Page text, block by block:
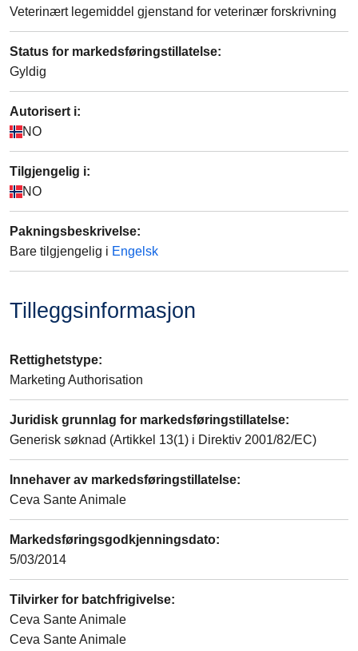
Veterinært legemiddel gjenstand for veterinær forskrivning
Status for markedsføringstillatelse:
Gyldig
Autorisert i:
NO
Tilgjengelig i:
NO
Pakningsbeskrivelse:
Bare tilgjengelig i Engelsk
Tilleggsinformasjon
Rettighetstype:
Marketing Authorisation
Juridisk grunnlag for markedsføringstillatelse:
Generisk søknad (Artikkel 13(1) i Direktiv 2001/82/EC)
Innehaver av markedsføringstillatelse:
Ceva Sante Animale
Markedsføringsgodkjenningsdato:
5/03/2014
Tilvirker for batchfrigivelse:
Ceva Sante Animale
Ceva Sante Animale